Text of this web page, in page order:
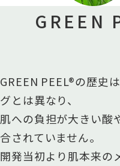
GREEN
GREEN PEEL®の歴史
グとは異なり、
肌への負担が大きい酸
合されていません。
開発当初より肌本来の